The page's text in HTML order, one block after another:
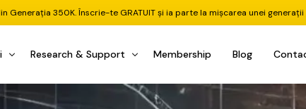
Generația 350K. Înscrie-te GRATUIT și ia parte la mișcarea unei
Research & Support Membership Blog